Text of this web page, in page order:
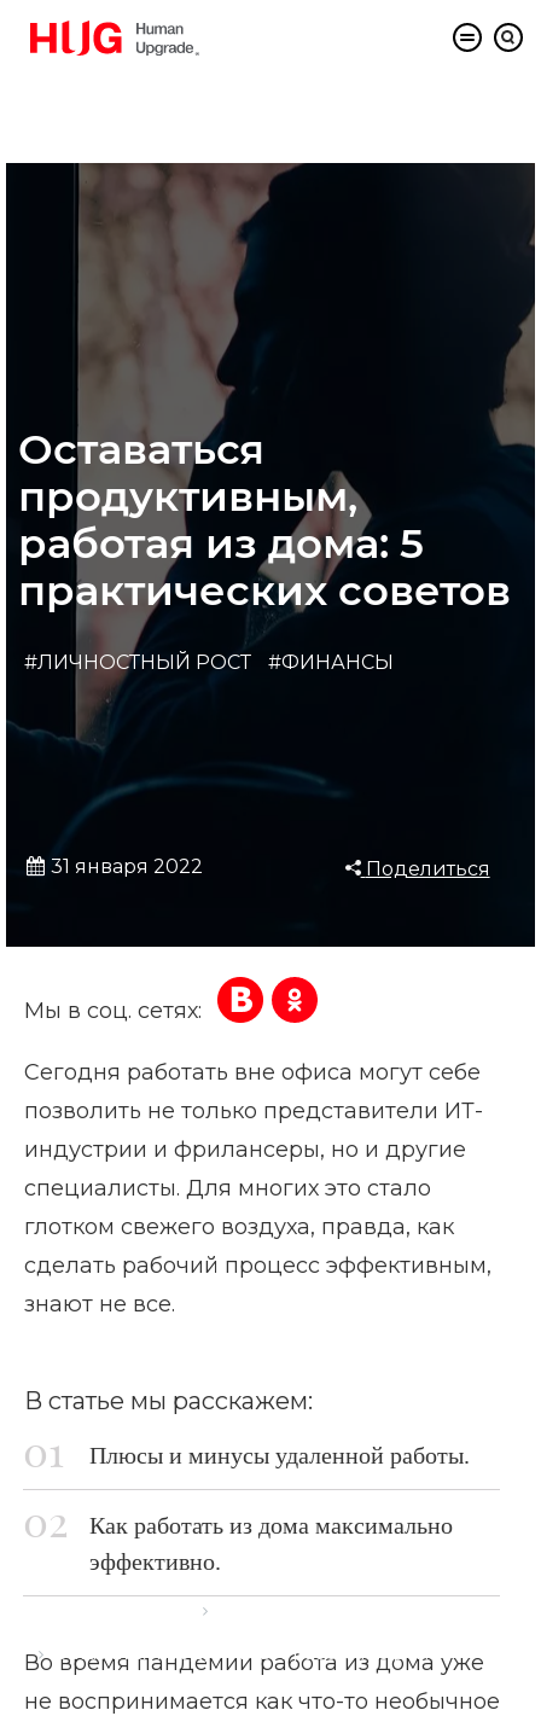
Оставаться продуктивным, работая из дома
Оставаться
продуктивным,
работая из дома: 5
практических советов
#ЛИЧНОСТНЫЙ РОСТ #ФИНАНСЫ
31 января 2022 Поделиться
Мы в соц. сетях:
Сегодня работать вне офиса могут себе
позволить не только представители ИТ-
индустрии и фрилансеры, но и другие
специалисты. Для многих это стало
глотком свежего воздуха, правда, как
сделать рабочий процесс эффективным,
знают не все.
В статье мы расскажем:
Плюсы и минусы удаленной работы.
Как работать из дома максимально
эффективно.
Во время пандемии работа из дома уже
не воспринимается как что-то необычное